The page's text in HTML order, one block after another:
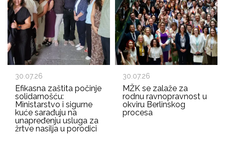
30.07.26
Efikasna zaštita počinje
solidarnošću:
Ministarstvo i sigurne
kuće sarađuju na
unapređenju usluga za
žrtve nasilja u porodici
30.07.26
MŽK se zalaže za
rodnu ravnopravnost u
okviru Berlinskog
procesa